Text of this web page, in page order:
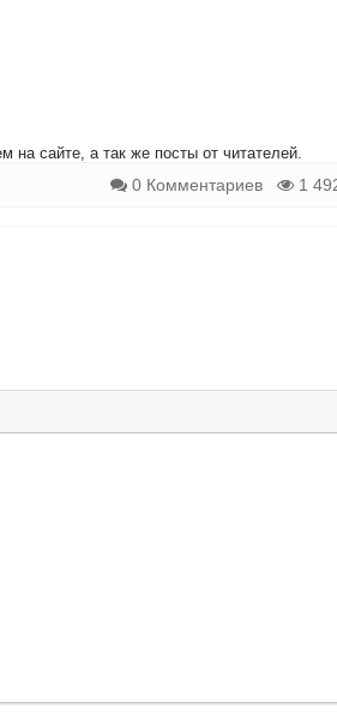
на сайте, а так же посты от читателей.
0 Комментариев 1